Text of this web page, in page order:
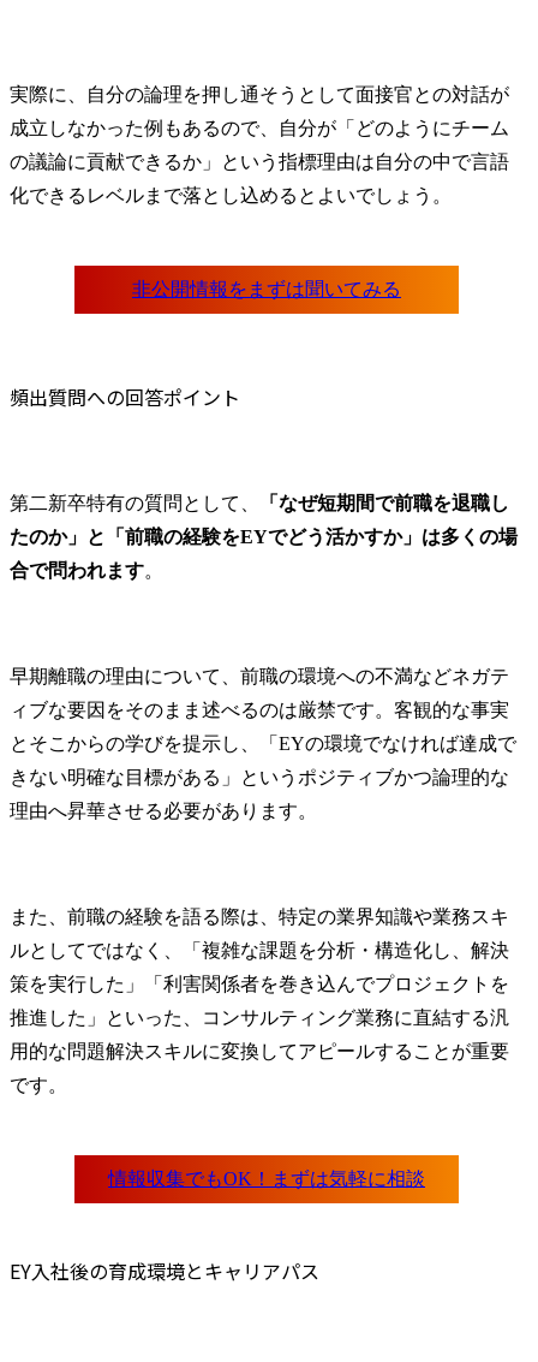
実際に、自分の論理を押し通そうとして面接官との対話が
成立しなかった例もあるので、自分が「どのようにチーム
の議論に貢献できるか」という指標理由は自分の中で言語
化できるレベルまで落とし込めるとよいでしょう。
頻出質問への回答ポイント
第二新卒特有の質問として、
「なぜ短期間で前職を退職し
たのか」と「前職の経験をEYでどう活かすか」は多くの場
合で問われます。
早期離職の理由について、前職の環境への不満などネガテ
ィブな要因をそのまま述べるのは厳禁です。客観的な事実
とそこからの学びを提示し、「EYの環境でなければ達成で
きない明確な目標がある」というポジティブかつ論理的な
理由へ昇華させる必要があります。
また、前職の経験を語る際は、特定の業界知識や業務スキ
ルとしてではなく、「複雑な課題を分析・構造化し、解決
策を実行した」「利害関係者を巻き込んでプロジェクトを
推進した」といった、コンサルティング業務に直結する汎
用的な問題解決スキルに変換してアピールすることが重要
です。
EY入社後の育成環境とキャリアパス